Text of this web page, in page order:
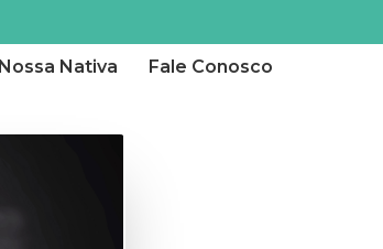
Nossa Nativa Fale Conosco